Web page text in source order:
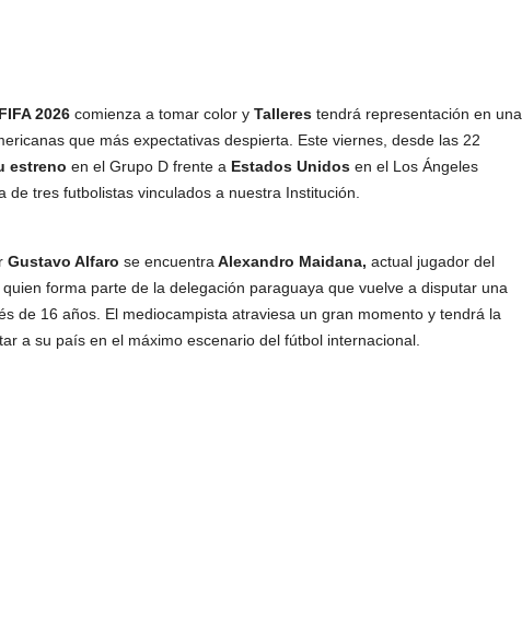
2026comienza a tomar color y Tallerestendrá representación en una
que más expectativas despierta. Este viernes, desde las 22
estreno en el Grupo D frente a Estados Unidosen el Los Ángeles
de tres futbolistas vinculados a nuestra Institución.
Gustavo Alfaro se encuentra Alexandro Maidana, actual jugador del
forma parte de la delegación paraguaya que vuelve a disputar una
de 16 años. El mediocampista atraviesa un gran momento y tendrá la
a su país en el máximo escenario del fútbol internacional.